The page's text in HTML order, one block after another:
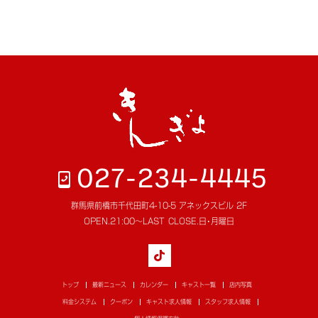
027-234-4445
群馬県前橋市千代田町4-10-5 アネックスビル 2F
OPEN. 21:00～LAST CLOSE. 日･月曜日
トップ 最新ニュース カレンダー キャスト一覧 店内写真
料金システム クーポン キャスト求人情報 スタッフ求人情報